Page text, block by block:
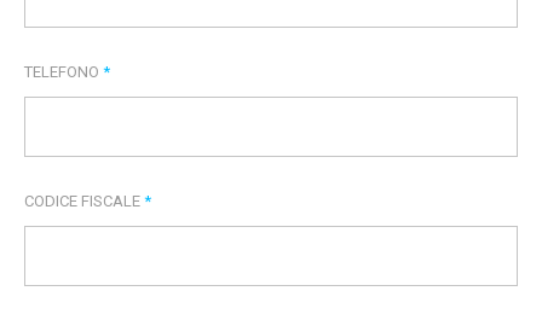
TELEFONO *
CODICE FISCALE *